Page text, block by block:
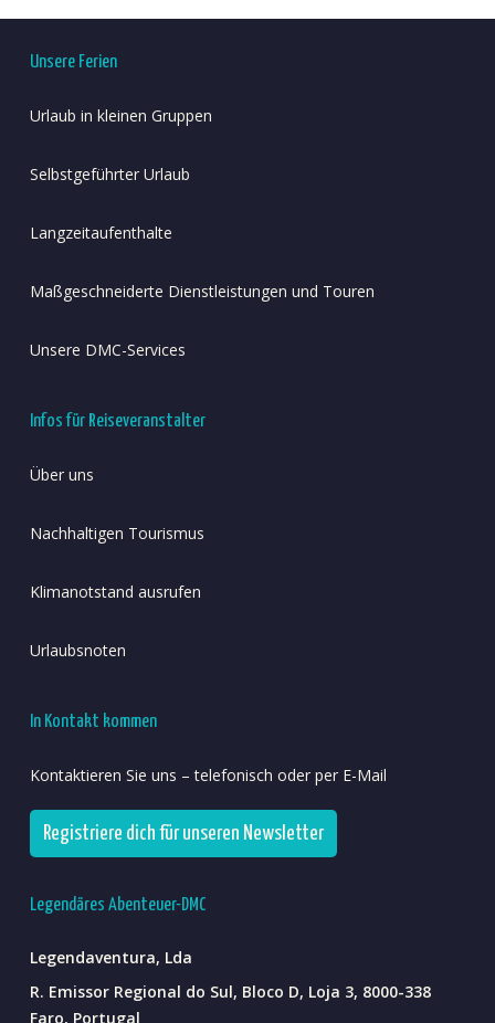
Unsere Ferien
Urlaub in kleinen Gruppen
Selbstgeführter Urlaub
Langzeitaufenthalte
Maßgeschneiderte Dienstleistungen und Touren
Unsere DMC-Services
Infos für Reiseveranstalter
Über uns
Nachhaltigen Tourismus
Klimanotstand ausrufen
Urlaubsnoten
In Kontakt kommen
Kontaktieren Sie uns – telefonisch oder per E-Mail
Registriere dich für unseren Newsletter
Legendäres Abenteuer-DMC
Legendaventura, Lda
R. Emissor Regional do Sul, Bloco D, Loja 3, 8000-338
Faro, Portugal